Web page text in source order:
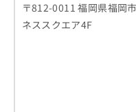
〒812-0011 福岡県福岡
ネススクエア4F